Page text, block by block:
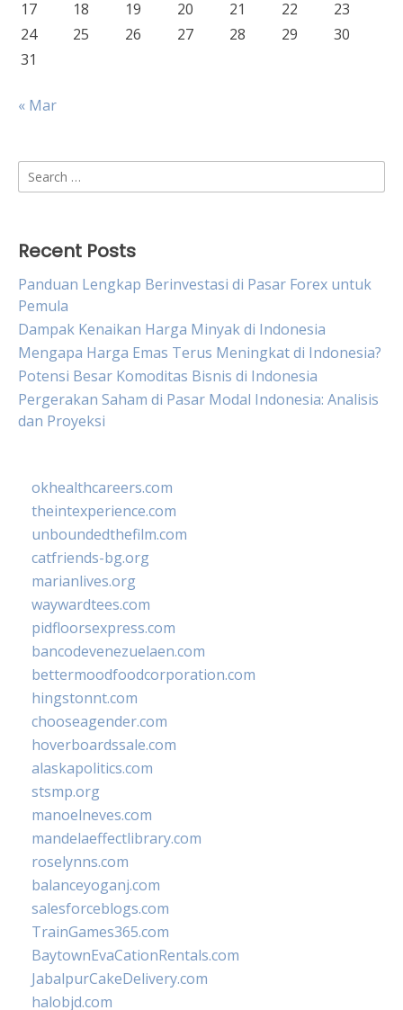
17 18 19 20 21 22
23
24
25 26 27 28 29
30
31
« Mar
Search
for:
Recent Posts
Panduan Lengkap Berinvestasi di Pasar Forex untuk
Pemula
Dampak Kenaikan Harga Minyak di Indonesia
Mengapa Harga Emas Terus Meningkat di Indonesia?
Potensi Besar Komoditas Bisnis di Indonesia
Pergerakan Saham di Pasar Modal Indonesia: Analisis
dan Proyeksi
okhealthcareers.com
theintexperience.com
unboundedthefilm.com
catfriends-bg.org
marianlives.org
waywardtees.com
pidfloorsexpress.com
bancodevenezuelaen.com
bettermoodfoodcorporation.com
hingstonnt.com
chooseagender.com
hoverboardssale.com
alaskapolitics.com
stsmp.org
manoelneves.com
mandelaeffectlibrary.com
roselynns.com
balanceyoganj.com
salesforceblogs.com
TrainGames365.com
BaytownEvaCationRentals.com
JabalpurCakeDelivery.com
halobjd.com